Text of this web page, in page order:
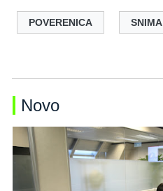
POVERENICA
Novo